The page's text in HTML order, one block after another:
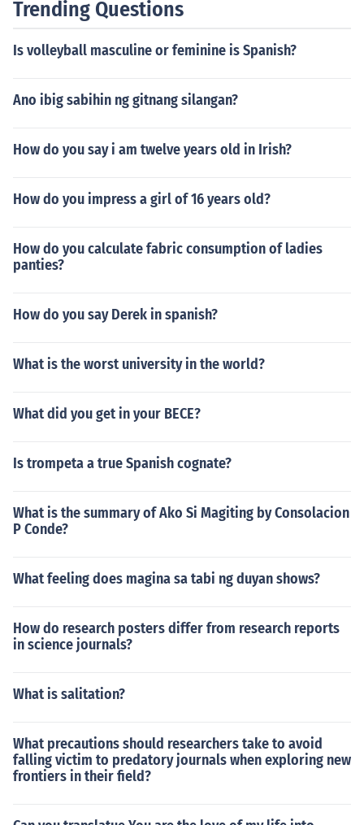
at karanasan na ating dinaranas. Sa ganitong paraan,
a direktang pahayag.
Trending Questions
Is volleyball masculine or feminine is Spanish?
Ano ibig sabihin ng gitnang silangan?
How do you say i am twelve years old in Irish?
How do you impress a girl of 16 years old?
How do you calculate fabric consumption of ladies
panties?
How do you say Derek in spanish?
What is the worst university in the world?
What did you get in your BECE?
Is trompeta a true Spanish cognate?
What is the summary of Ako Si Magiting by Consolacion
P Conde?
What feeling does magina sa tabi ng duyan shows?
How do research posters differ from research reports
in science journals?
What is salitation?
What precautions should researchers take to avoid
falling victim to predatory journals when exploring new
frontiers in their field?